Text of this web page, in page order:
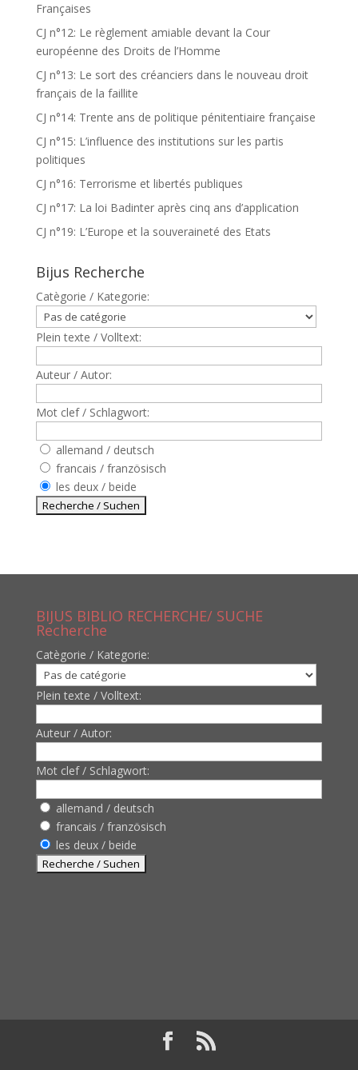
Françaises
CJ n°12: Le règlement amiable devant la Cour
européenne des Droits de l’Homme
CJ n°13: Le sort des créanciers dans le nouveau droit
français de la faillite
CJ n°14: Trente ans de politique pénitentiaire française
CJ n°15: L’influence des institutions sur les partis
politiques
CJ n°16: Terrorisme et libertés publiques
CJ n°17: La loi Badinter après cinq ans d’application
CJ n°19: L’Europe et la souveraineté des Etats
Bijus Recherche
Catègorie / Kategorie:
Plein texte / Volltext:
Auteur / Autor:
Mot clef / Schlagwort:
allemand / deutsch
francais / französisch
les deux / beide
BIJUS BIBLIO RECHERCHE/ SUCHE
Recherche
Catègorie / Kategorie:
Plein texte / Volltext:
Auteur / Autor:
Mot clef / Schlagwort:
allemand / deutsch
francais / französisch
les deux / beide